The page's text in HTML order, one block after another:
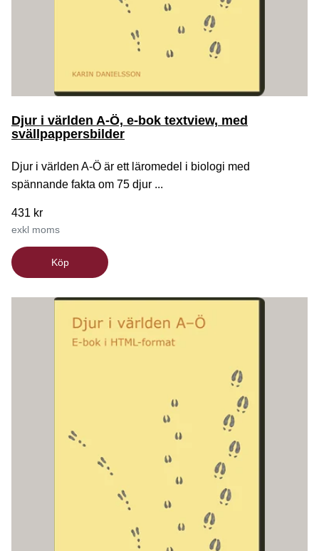
Djur i världen A-Ö, e-bok textview, med
svällpappersbilder
Djur i världen A-Ö är ett läromedel i biologi med
spännande fakta om 75 djur ...
431 kr
exkl moms
Köp